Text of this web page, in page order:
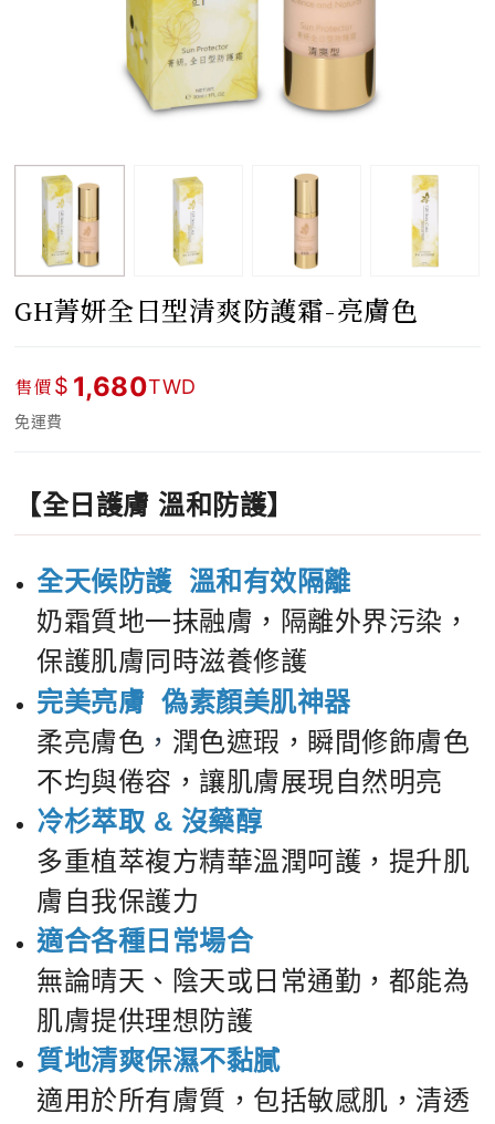
GH菁妍全日型清爽防護霜-亮膚色
售價$ 1,680TWD
免運費
【全日護膚 溫和防護】
全天候防護 溫和有效隔離
奶霜質地一抹融膚，隔離外界污染，
保護肌膚同時滋養修護
完美亮膚偽素顏美肌神器
柔亮膚色 ， 潤色遮瑕，瞬間修飾膚色
不均與倦容，讓肌膚展現自然明亮
冷杉萃取 & 沒藥醇
多重植萃複方精華溫潤呵護，提升肌
膚自我保護力
適合各種日常場合
無論晴天、陰天或日常通勤，都能為
肌膚提供理想防護
質地清爽保濕不黏膩
適用於所有膚質，包括敏感肌，清透